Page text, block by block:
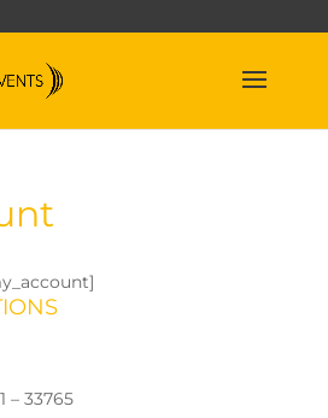
– 33765